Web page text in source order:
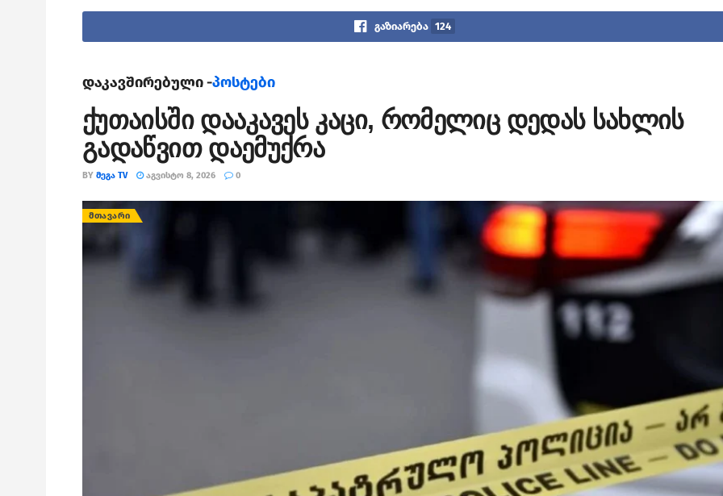
გაზიარება 124
დაკავშირებული -პოსტები
ქუთაისში დააკავეს კაცი, რომელიც დედას სახლის
გადაწვით დაემუქრა
BY ᲛᲔᲒᲐ TV ᲐᲒᲕᲘᲡᲢᲝ 8, 2026 0
ᲛᲗᲐᲕᲐᲠᲘ